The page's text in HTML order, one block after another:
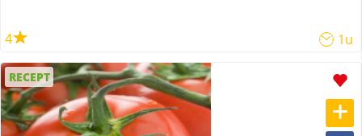
4 1u
RECEPT